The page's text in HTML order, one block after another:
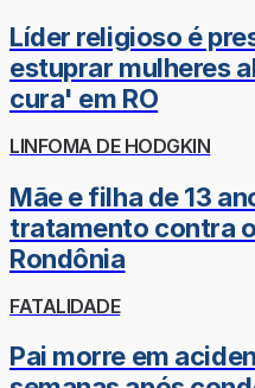
Líder religioso é
estuprar mulheres
cura' em RO
LINFOMA DE HODGKIN
Mãe e filha de 13
tratamento contra
Rondônia
FATALIDADE
Pai morre em